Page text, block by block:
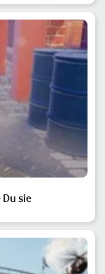
sie